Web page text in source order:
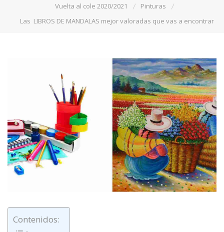
Vuelta al cole 2020/2021
Pinturas
Las LIBROS DE MANDALAS mejor valoradas que vas a encontrar
Contenidos: